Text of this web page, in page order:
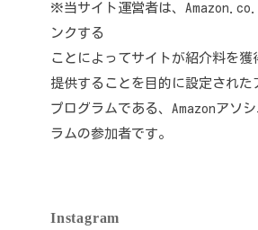
※当サイト運営者は、
ンクする
ことによってサイトが紹介料を獲
提供することを目的に設定された
プログラムである、Amazonアソ
ラムの参加者です。
Instagram